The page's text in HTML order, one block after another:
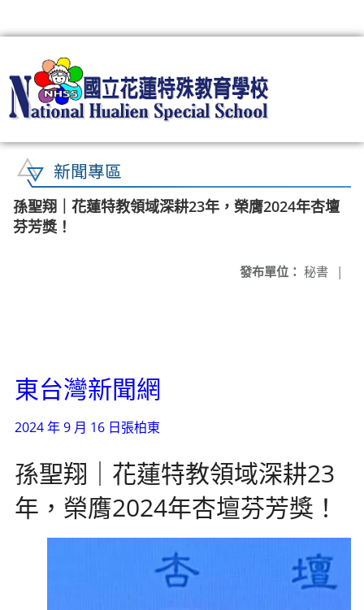
新聞專區
孫聖翔｜花蓮特教領域深耕23年，榮膺2024年杏壇
芬芳獎！
發布單位： 秘書 |
東台灣新聞網
2024 年 9 月 16 日張柏東
孫聖翔｜花蓮特教領域深耕23
年，榮膺2024年杏壇芬芳獎！